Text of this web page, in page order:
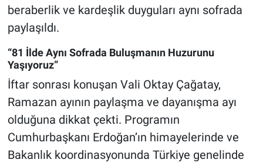
beraberlik ve kardeşlik duyguları aynı sofrada
paylaşıldı.
“81 İlde Aynı Sofrada Buluşmanın Huzurunu
Yaşıyoruz”
İftar sonrası konuşan Vali Oktay Çağatay,
Ramazan ayının paylaşma ve dayanışma ayı
olduğuna dikkat çekti. Programın
Cumhurbaşkanı Erdoğan’ın himayelerinde ve
Bakanlık koordinasyonunda Türkiye genelinde